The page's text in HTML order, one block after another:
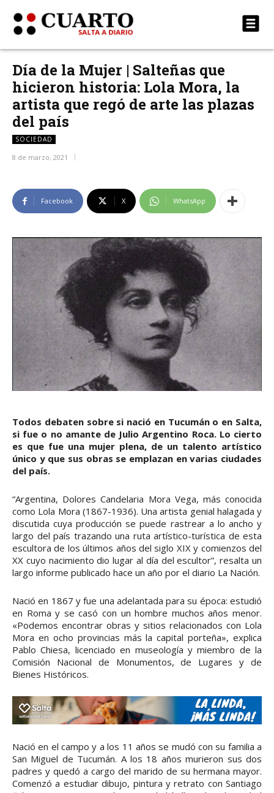
Día de la Mujer | Salteñas que
hicieron historia: Lola Mora, la
artista que regó de arte las plazas
del país
SOCIEDAD
8 de marzo, 2021
Facebook X WhatsApp
Todos debaten sobre si nació en Tucumán o en Salta,
si fue o no amante de Julio Argentino Roca. Lo cierto
es que fue una mujer plena, de un talento artístico
único y que sus obras se emplazan en varias ciudades
del país.
“Argentina, Dolores Candelaria Mora Vega, más conocida
como Lola Mora (1867-1936). Una artista genial halagada y
discutida cuya producción se puede rastrear a lo ancho y
largo del país trazando una ruta artístico-turística de esta
escultora de los últimos años del siglo XIX y comienzos del
XX cuyo nacimiento dio lugar al día del escultor”, resalta un
largo informe publicado hace un año por el diario La Nación.
Nació en 1867 y fue una adelantada para su época: estudió
en Roma y se casó con un hombre muchos años menor.
«Podemos encontrar obras y sitios relacionados con Lola
Mora en ocho provincias más la capital porteña», explica
Pablo Chiesa, licenciado en museología y miembro de la
Comisión Nacional de Monumentos, de Lugares y de
Bienes Históricos.
Nació en el campo y a los 11 años se mudó con su familia a
San Miguel de Tucumán. A los 18 años murieron sus dos
padres y quedó a cargo del marido de su hermana mayor.
Comenzó a estudiar dibujo, pintura y retrato con Santiago